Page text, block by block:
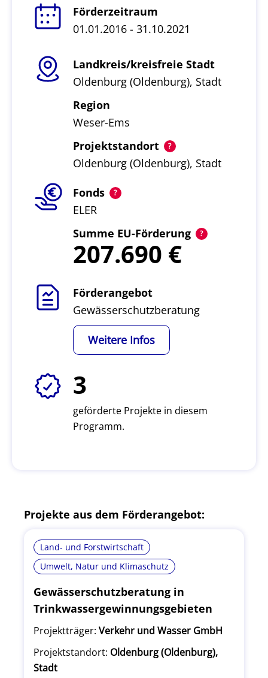
Förderzeitraum
01.01.2016 - 31.10.2021
Landkreis/kreisfreie Stadt
Oldenburg (Oldenburg), Stadt
Region
Weser-Ems
Projektstandort
Oldenburg (Oldenburg), Stadt
Fonds
ELER
Summe EU-Förderung
207.690
Förderangebot
Gewässerschutzberatung
Weitere Infos
3
geförderte Projekte in diesem
Programm.
Projekte aus dem Förderangebot:
Land- und Forstwirtschaft
Umwelt, Natur und Klimaschutz
Gewässerschutzberatung in
Trinkwassergewinnungsgebieten
Projektträger: Verkehr und Wasser GmbH
Projektstandort: Oldenburg (Oldenburg),
Stadt